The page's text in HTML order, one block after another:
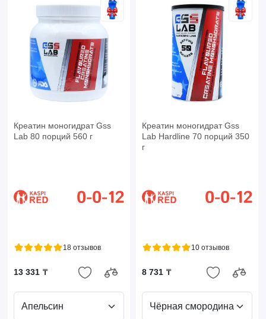
Креатин моногидрат Gss
Lab 80 порций 560 г
18 отзывов
13 331 ₸
Апельсин
Креатин моногидрат Gss
Lab Hardline 70 порций 350
г
10 отзывов
8 731 ₸
Чёрная смородина